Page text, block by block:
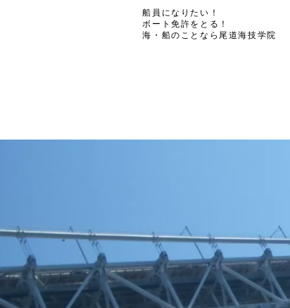
船員になりたい！
ボート免許をとる！
海・船のことなら尾道海技学院